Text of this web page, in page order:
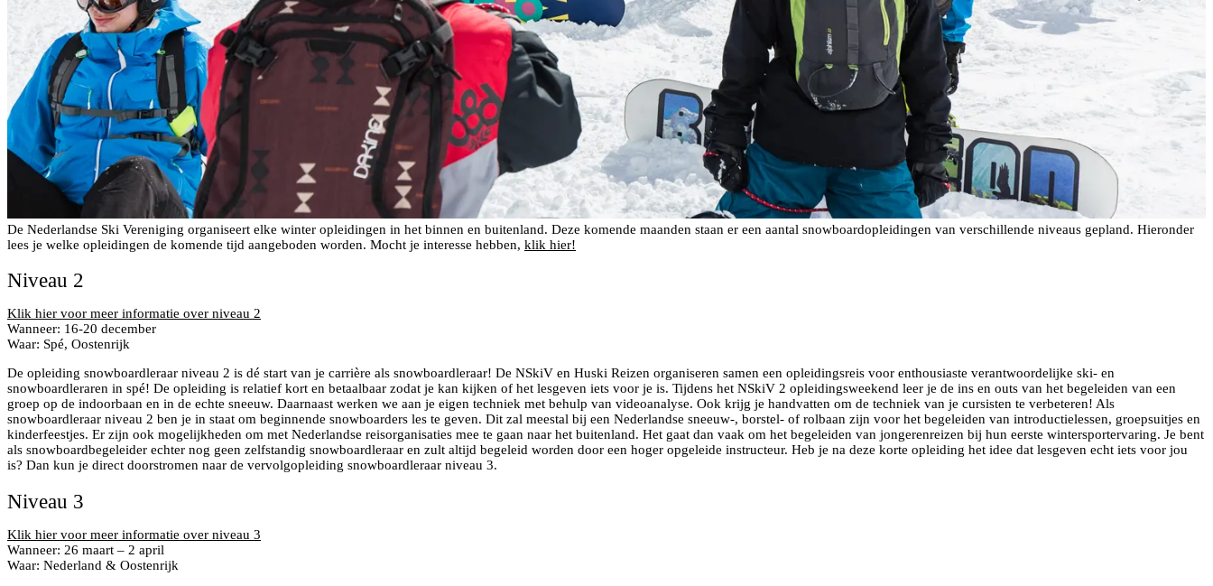
De Nederlandse Ski Vereniging organiseert elke winter opleidingen in het binnen en buitenland. Deze komende maanden staan er een aantal snowboardopleidingen van verschillende niveaus gepland. Hieronder
lees je welke opleidingen de komende tijd aangeboden worden. Mocht je interesse hebben, klik hier!
Niveau 2
Klik hier voor meer informatie over niveau 2
Wanneer: 16-20 december
Waar: Spé, Oostenrijk
De opleiding snowboardleraar niveau 2 is dé start van je carrière als snowboardleraar! De NSkiV en Huski Reizen organiseren samen een opleidingsreis voor enthousiaste verantwoordelijke ski- en
snowboardleraren in spé! De opleiding is relatief kort en betaalbaar zodat je kan kijken of het lesgeven iets voor je is. Tijdens het NSkiV 2 opleidingsweekend leer je de ins en outs van het begeleiden van een
groep op de indoorbaan en in de echte sneeuw. Daarnaast werken we aan je eigen techniek met behulp van videoanalyse. Ook krijg je handvatten om de techniek van je cursisten te verbeteren! Als
snowboardleraar niveau 2 ben je in staat om beginnende snowboarders les te geven. Dit zal meestal bij een Nederlandse sneeuw-, borstel- of rolbaan zijn voor het begeleiden van introductielessen, groepsuitjes en
kinderfeestjes. Er zijn ook mogelijkheden om met Nederlandse reisorganisaties mee te gaan naar het buitenland. Het gaat dan vaak om het begeleiden van jongerenreizen bij hun eerste wintersportervaring. Je bent
als snowboardbegeleider echter nog geen zelfstandig snowboardleraar en zult altijd begeleid worden door een hoger opgeleide instructeur. Heb je na deze korte opleiding het idee dat lesgeven echt iets voor jou
is? Dan kun je direct doorstromen naar de vervolgopleiding snowboardleraar niveau 3.
Niveau 3
Klik hier voor meer informatie over niveau 3
Wanneer: 26 maart – 2 april
Waar: Nederland & Oostenrijk